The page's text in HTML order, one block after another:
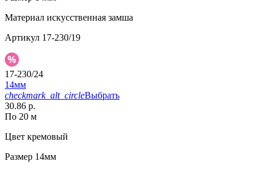
Материал искусственная замша
Артикул 17-230/19
17-230/24
14мм
checkmark_alt_circleВыбрать
30.86 р.
По 20 м
Цвет кремовый
Размер 14мм